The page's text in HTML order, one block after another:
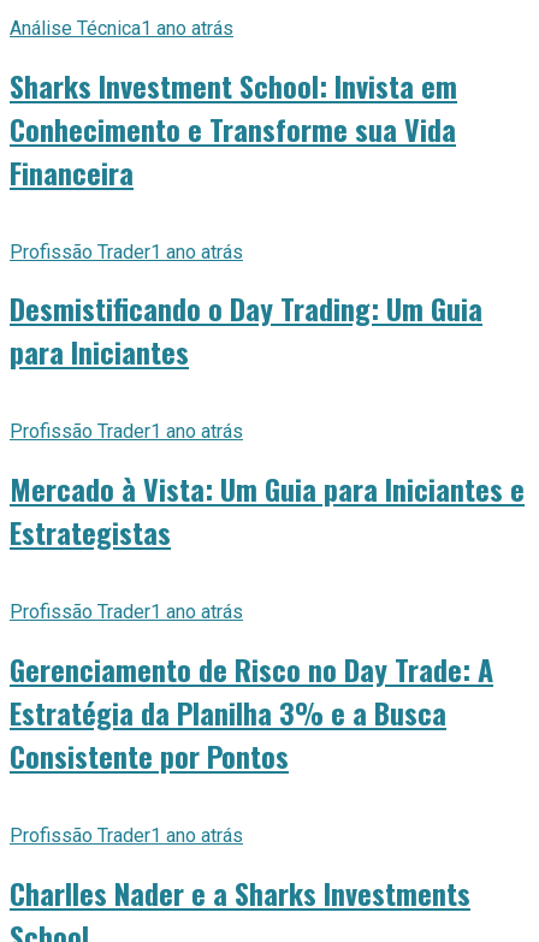
Análise Técnica1 ano atrás
Sharks Investment School: Invista em
Conhecimento e Transforme sua Vida
Financeira
Profissão Trader1 ano atrás
Desmistificando o Day Trading: Um Guia
para Iniciantes
Profissão Trader1 ano atrás
Mercado à Vista: Um Guia para Iniciantes e
Estrategistas
Profissão Trader1 ano atrás
Gerenciamento de Risco no Day Trade: A
Estratégia da Planilha 3% e a Busca
Consistente por Pontos
Profissão Trader1 ano atrás
Charlles Nader e a Sharks Investments